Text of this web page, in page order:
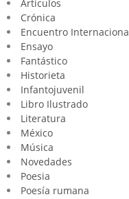
Artículos
Crónica
Encuentro
Ensayo
Fantástico
Historieta
Infantojuvenil
Libro Ilustrado
Literatura
México
Música
Novedades
Poesia
Poesía rumana